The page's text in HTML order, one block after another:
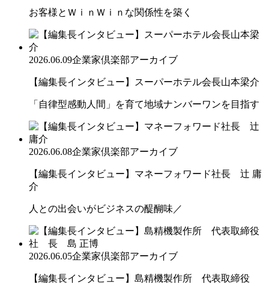
お客様とＷｉｎＷｉｎな関係性を築く
2026.06.09企業家倶楽部アーカイブ
【編集長インタビュー】スーパーホテル会長山本梁介
「自律型感動人間」を育て地域ナンバーワンを目指す
2026.06.08企業家倶楽部アーカイブ
【編集長インタビュー】マネーフォワード社長 辻 庸
介
人との出会いがビジネスの醍醐味／
2026.06.05企業家倶楽部アーカイブ
【編集長インタビュー】島精機製作所 代表取締役